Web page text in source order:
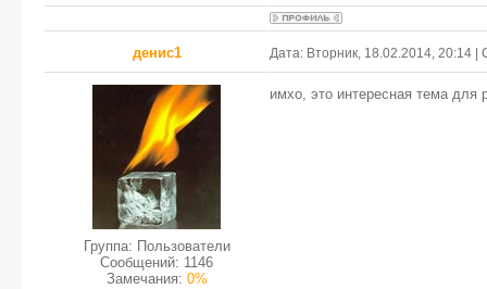
денис1 Дата: Вторник, 18.02.2014, 20:14
Группа: Пользователи
Сообщений: 1146
Замечания: 0%
имхо, это интересная тема для